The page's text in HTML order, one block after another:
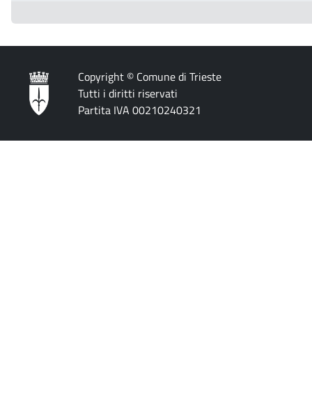
Copyright © Comune di Trieste
Tutti i diritti riservati
Partita IVA 00210240321